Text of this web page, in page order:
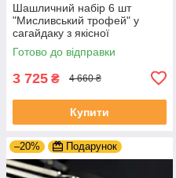
Шашличний набір 6 шт
"Мисливський трофей" у
сагайдаку з якісної
натуральної шкіри
Готово до відправки
3 725 ₴ 4 660 ₴
Купити
–20% Подарунок